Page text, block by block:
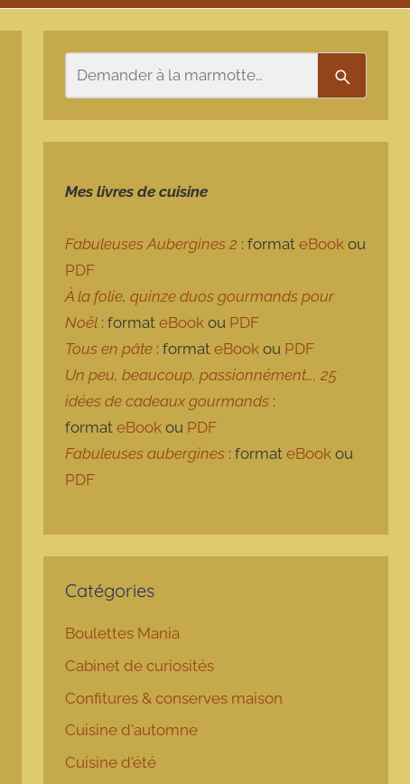
Mes livres de cuisine
Fabuleuses Aubergines 2 : formateBook ou
PDF
À la folie, quinze duos gourmands pour
Noël : formateBook ou PDF
Tous en pâte : formateBook ou PDF
Un peu, beaucoup, passionnément…, 25
idées de cadeaux gourmands :
formateBook ou PDF
Fabuleuses aubergines : formateBook ou
PDF
Catégories
Boulettes Mania
Cabinet de curiosités
Confitures & conserves maison
Cuisine d'automne
Cuisine d'été